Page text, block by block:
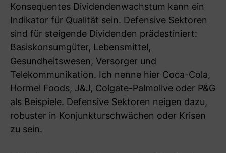
Konsequentes Dividendenwachstum kann ein
Indikator für Qualität sein. Defensive Sektoren
sind für steigende Dividenden prädestiniert:
Basiskonsumgüter, Lebensmittel,
Gesundheitswesen, Versorger und
Telekommunikation. Ich nenne hier Coca-Cola,
Hormel Foods, J&J, Colgate-Palmolive oder P&G
als Beispiele. Defensive Sektoren neigen dazu,
robuster in Konjunkturschwächen oder Krisen
zu sein.